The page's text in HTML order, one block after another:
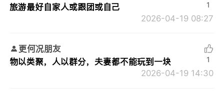
旅游最好自家人或跟团或自己
2026-04-19 08:27
1
更何况朋友
物以类聚，人以群分，夫妻都不能玩到一块
2026-04-19 14:30
1